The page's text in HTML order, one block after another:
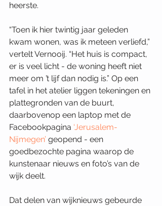
heerste.
“Toen ik hier twintig jaar geleden
kwam wonen, was ik meteen verliefd,”
vertelt Vernooij. “Het huis is compact,
er is veel licht - de woning heeft niet
meer om ’t lijf dan nodig is.” Op een
tafel in het atelier liggen tekeningen en
plattegronden van de buurt,
daarbovenop een laptop met de
Facebookpagina ‘Jerusalem-
Nijmegen’ geopend - een
goedbezochte pagina waarop de
kunstenaar nieuws en foto’s van de
wijk deelt.
Dat delen van wijknieuws gebeurde